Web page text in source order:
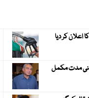
اعلان کر دیا
مدت مکمل